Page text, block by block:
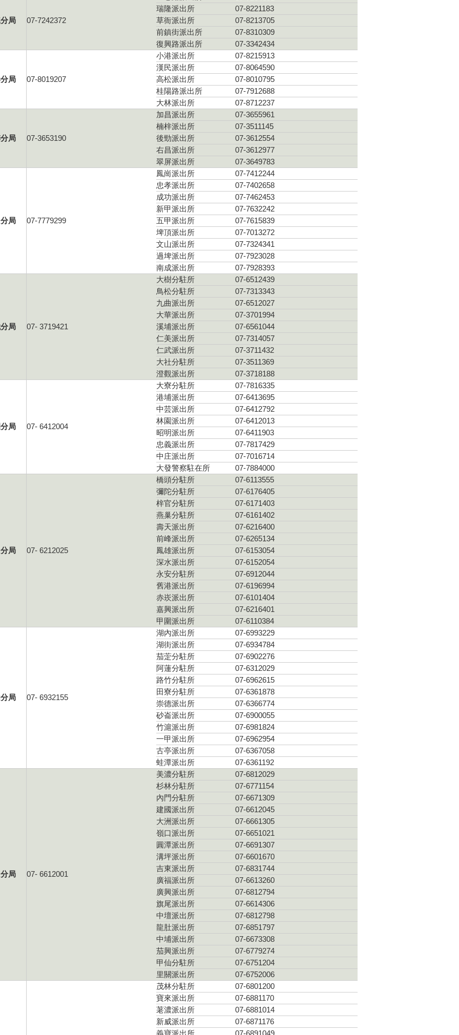
局 07-7242372
瑞隆派出所
07-8221183
草衙派出所
07-8213705
前鎮街派出所
07-8310309
復興路派出所
07-3342434
局 07-8019207
小港派出所
07-8215913
漢民派出所
07-8064590
高松派出所
07-8010795
桂陽路派出所
07-7912688
大林派出所
07-8712237
局 07-3653190
加昌派出所
07-3655961
楠梓派出所
07-3511145
後勁派出所
07-3612554
右昌派出所
07-3612977
翠屏派出所
07-3649783
局 07-7779299
鳳崗派出所
07-7412244
忠孝派出所
07-7402658
成功派出所
07-7462453
新甲派出所
07-7632242
五甲派出所
07-7615839
埤頂派出所
07-7013272
文山派出所
07-7324341
過埤派出所
07-7923028
南成派出所
07-7928393
局 07- 3719421
大樹分駐所
07-6512439
鳥松分駐所
07-7313343
九曲派出所
07-6512027
大華派出所
07-3701994
溪埔派出所
07-6561044
仁美派出所
07-7314057
仁武派出所
07-3711432
大社分駐所
07-3511369
澄觀派出所
07-3718188
局 07- 6412004
大寮分駐所
07-7816335
港埔派出所
07-6413695
中芸派出所
07-6412792
林園派出所
07-6412013
昭明派出所
07-6411903
忠義派出所
07-7817429
中庄派出所
07-7016714
大發警察駐在所
07-7884000
局 07- 6212025
橋頭分駐所
07-6113555
彌陀分駐所
07-6176405
梓官分駐所
07-6171403
燕巢分駐所
07-6161402
壽天派出所
07-6216400
前峰派出所
07-6265134
鳳雄派出所
07-6153054
深水派出所
07-6152054
永安分駐所
07-6912044
舊港派出所
07-6196994
赤崁派出所
07-6101404
嘉興派出所
07-6216401
甲圍派出所
07-6110384
局 07- 6932155
湖內派出所
07-6993229
湖街派出所
07-6934784
茄萣分駐所
07-6902276
阿蓮分駐所
07-6312029
路竹分駐所
07-6962615
田寮分駐所
07-6361878
崇德派出所
07-6366774
砂崙派出所
07-6900055
竹滬派出所
07-6981824
一甲派出所
07-6962954
古亭派出所
07-6367058
蛙潭派出所
07-6361192
局 07- 6612001
美濃分駐所
07-6812029
杉林分駐所
07-6771154
內門分駐所
07-6671309
建國派出所
07-6612045
大洲派出所
07-6661305
嶺口派出所
07-6651021
圓潭派出所
07-6691307
溝坪派出所
07-6601670
吉東派出所
07-6831744
廣福派出所
07-6613260
廣興派出所
07-6812794
旗尾派出所
07-6614306
中壇派出所
07-6812798
龍肚派出所
07-6851797
中埔派出所
07-6673308
茄興派出所
07-6779274
甲仙分駐所
07-6751204
里關派出所
07-6752006
茂林分駐所
07-6801200
寶來派出所
07-6881170
荖濃派出所
07-6881014
新威派出所
07-6871176